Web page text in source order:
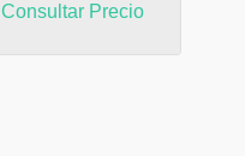
Consultar Precio